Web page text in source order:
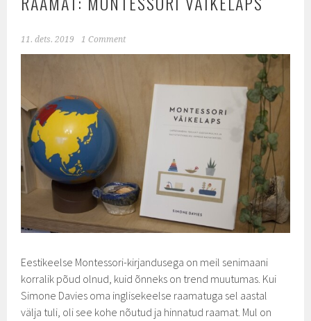
11. dets. 2019 1 Comment
Eestikeelse Montessori-kirjandusega on meil senimaani
korralik põud olnud, kuid õnneks on trend muutumas. Kui
Simone Davies oma inglisekeelse raamatuga sel aastal
välja tuli, oli see kohe nõutud ja hinnatud raamat. Mul on